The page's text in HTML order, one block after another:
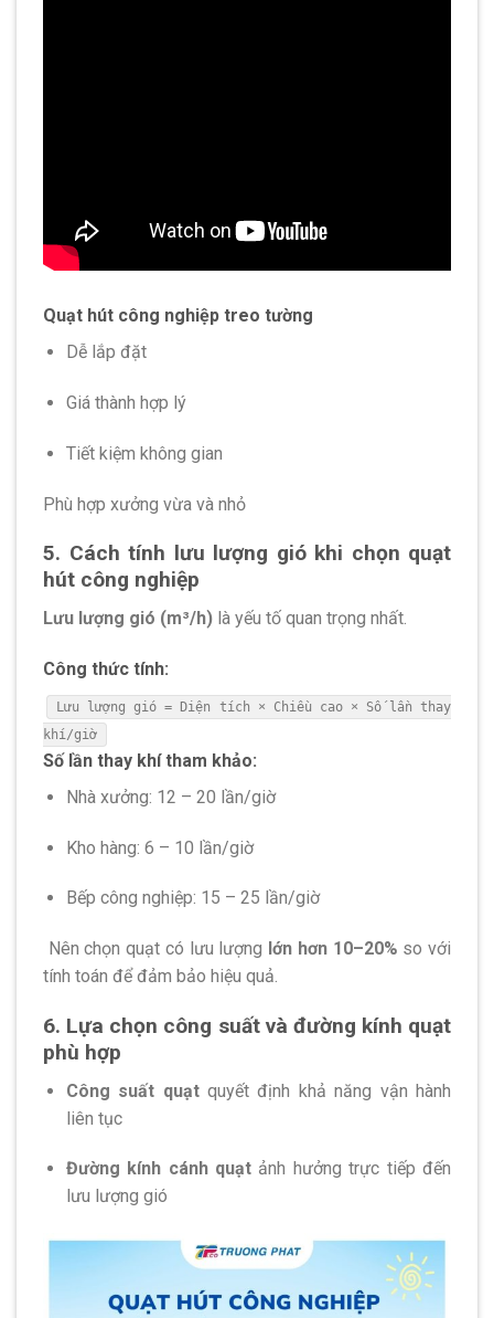
Quạt hút công nghiệp treo tường
Dễ lắp đặt
Giá thành hợp lý
Tiết kiệm không gian
Phù hợp xưởng vừa và nhỏ
5. Cách tính lưu lượng gió khi chọn quạt
hút công nghiệp
Lưu lượng gió (m³/h) là yếu tố quan trọng nhất.
Công thức tính:
Lưu lượnggió = Diện tích × Chiều cao × Số lần thay
khí/giờ
Số lần thay khí tham khảo:
Nhà xưởng: 12 – 20 lần/giờ
Kho hàng: 6 – 10 lần/giờ
Bếp công nghiệp: 15 – 25 lần/giờ
Nên chọn quạt có lưu lượng lớn hơn 10–20% so với
tính toán để đảm bảo hiệu quả.
6. Lựa chọn công suất và đường kính quạt
phù hợp
Công suất quạtquyết định khả năng vận hành
liên tục
Đường kính cánh quạt ảnh hưởng trực tiếp đến
lưu lượng gió